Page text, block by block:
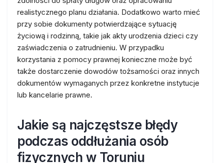
realistycznego planu działania. Dodatkowo warto mieć
przy sobie dokumenty potwierdzające sytuację
życiową i rodzinną, takie jak akty urodzenia dzieci czy
zaświadczenia o zatrudnieniu. W przypadku
korzystania z pomocy prawnej konieczne może być
także dostarczenie dowodów tożsamości oraz innych
dokumentów wymaganych przez konkretne instytucje
lub kancelarie prawne.
Jakie są najczęstsze błędy
podczas oddłużania osób
fizycznych w Toruniu